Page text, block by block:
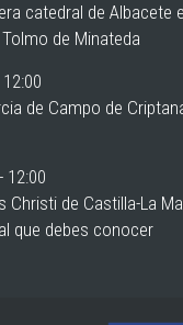
catedral de Albacete
de Minateda
de Campo de
12:00
Christi de Castilla-La
que debes conocer